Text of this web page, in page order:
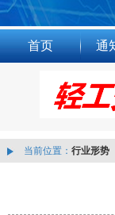
首页 通
当前位置： 行业形势